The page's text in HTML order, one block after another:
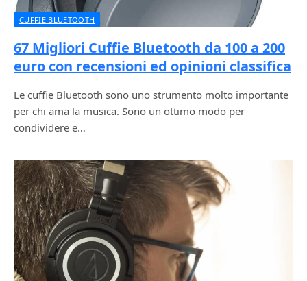
CUFFIE BLUETOOTH
67 Migliori Cuffie Bluetooth da 100 a 200
euro con recensioni ed opinioni classifica
Le cuffie Bluetooth sono uno strumento molto importante
per chi ama la musica. Sono un ottimo modo per
condividere e…